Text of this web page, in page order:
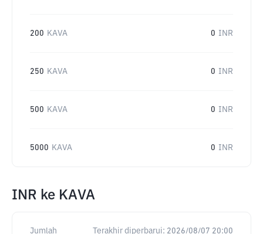
200 KAVA 0 INR
250 KAVA 0 INR
500 KAVA 0 INR
5000 KAVA 0 INR
INR ke KAVA
Jumlah Terakhir diperbarui: 2026/08/07 20:00